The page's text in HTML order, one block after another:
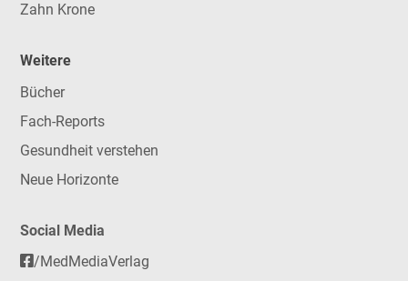
Zahn Krone
Weitere
Bücher
Fach-Reports
Gesundheit verstehen
Neue Horizonte
Social Media
/MedMediaVerlag